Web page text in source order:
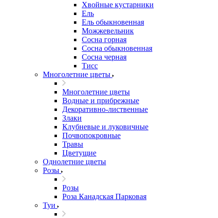
Хвойные кустарники
Ель
Ель обыкновенная
Можжевельник
Сосна горная
Сосна обыкновенная
Сосна черная
Тисс
Многолетние цветы
Многолетние цветы
Водные и прибрежные
Декоративно-лиственные
Злаки
Клубневые и луковичные
Почвопокровные
Травы
Цветущие
Однолетние цветы
Розы
Розы
Роза Канадская Парковая
Туи